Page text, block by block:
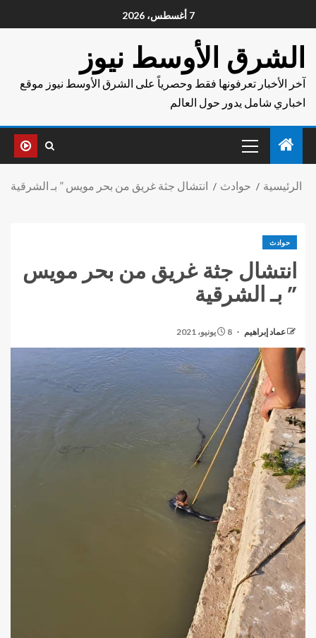
7 أغسطس، 2026
الشرق الأوسط نيوز
آخر الأخبار تعرفونها فقط وحصرياً على الشرق الأوسط نيوز موقع
اخباري شامل يدور حول العالم
الرئيسية حوادث انتشال جثة غريق من بحر مويس ” بـ الشرقية
حوادث
انتشال جثة غريق من بحر مويس
” بـ الشرقية
عماد إبراهيم 8 يونيو، 2021